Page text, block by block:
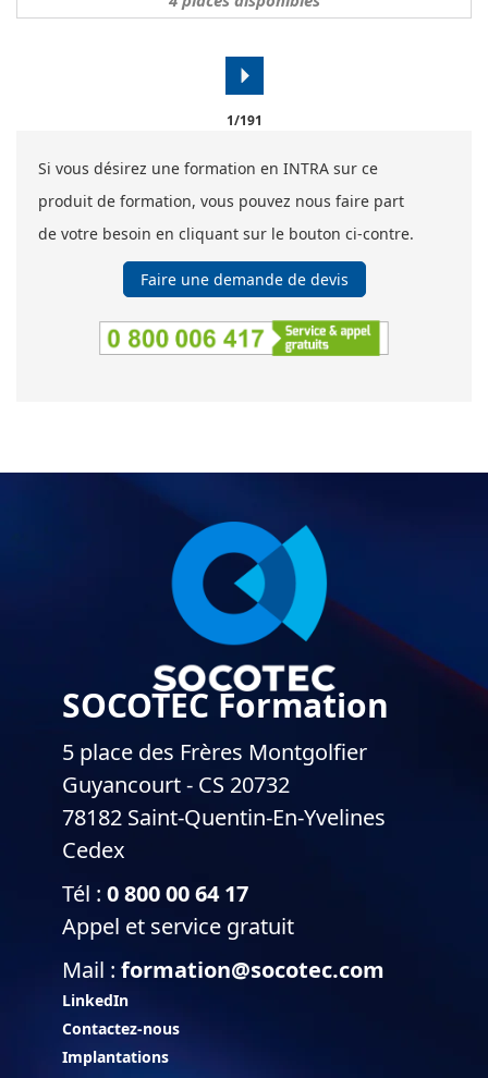
arrow_right
1/191
Si vous désirez une formation en INTRA sur ce
produit de formation, vous pouvez nous faire part
de votre besoin en cliquant sur le bouton ci-contre.
Faire une demande de devis
SOCOTEC Formation
5 place des Frères Montgolfier
Guyancourt - CS 20732
78182 Saint-Quentin-En-Yvelines
Cedex
Tél : 0 800 00 64 17
Appel et service gratuit
Mail : formation@socotec.com
LinkedIn
Contactez-nous
Implantations